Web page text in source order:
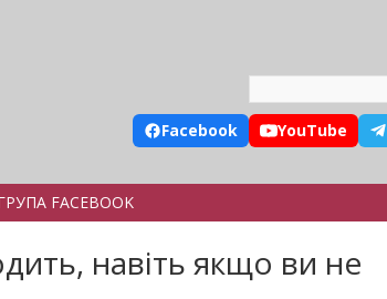
Facebook YouTube
FACEBOOK
навіть якщо ви не